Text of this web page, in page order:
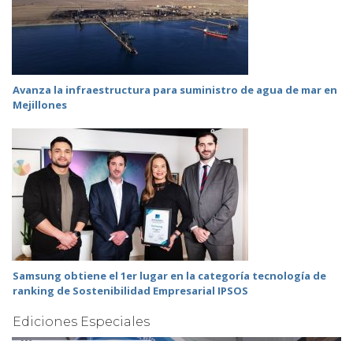
Avanza la infraestructura para suministro de agua de mar en
Mejillones
Samsung obtiene el 1er lugar en la categoría tecnología de
ranking de Sostenibilidad Empresarial IPSOS
Ediciones Especiales